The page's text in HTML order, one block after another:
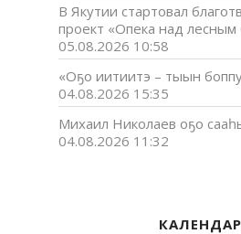
В Якутии стартовал
проект «Опека над
05.08.2026 10:58
«Оҕо иитиитэ – тыын
04.08.2026 15:35
Михаил Николаев оҕо
04.08.2026 11:32